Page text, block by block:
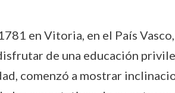
en Vitoria, en el País
de una educación
comenzó a mostrar